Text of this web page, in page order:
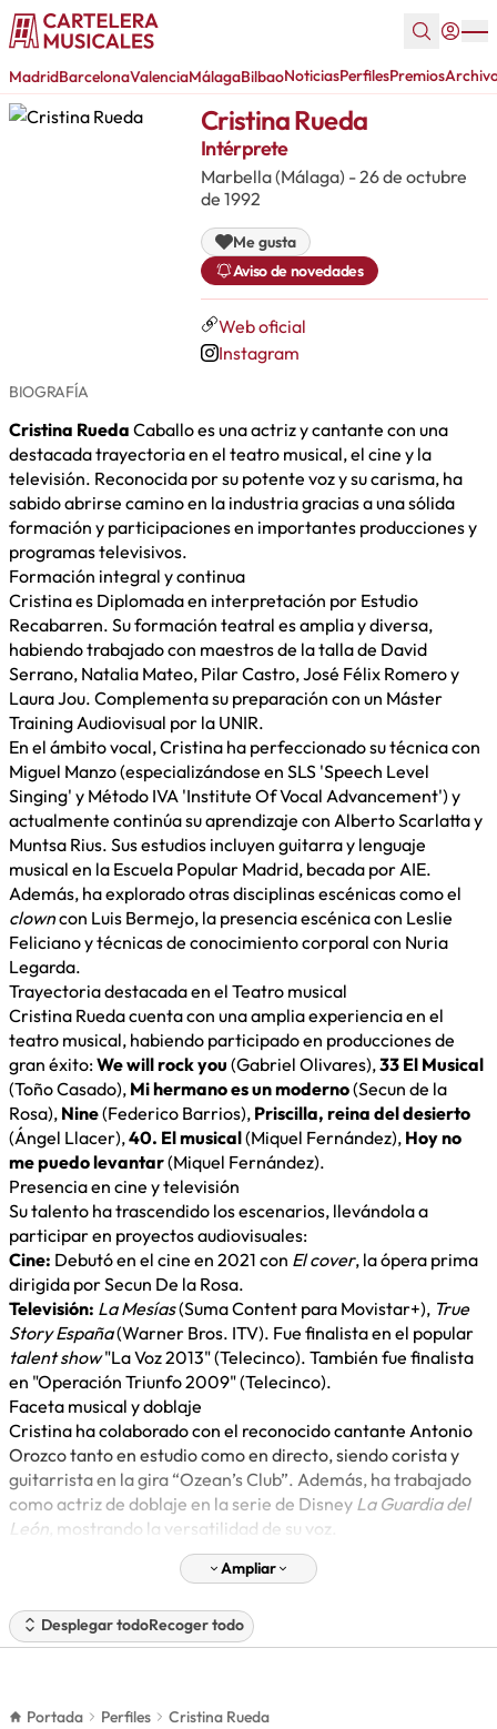
MadridBarcelonaValenciaMálagaBilbaoNoticiasPerfilesPremios
Cristina Rueda
Intérprete
Marbella (Málaga) - 26 de octubre
de 1992
Me gusta
Aviso de novedades
Web oficial
Instagram
BIOGRAFÍA
Cristina Rueda Caballo es una actriz y cantante con una
destacada trayectoria en el teatro musical, el cine y la
televisión. Reconocida por su potente voz y su carisma, ha
sabido abrirse camino en la industria gracias a una sólida
formación y participaciones en importantes producciones y
programas televisivos.
Formación integral y continua
Cristina es Diplomada en interpretación por Estudio
Recabarren. Su formación teatral es amplia y diversa,
habiendo trabajado con maestros de la talla de David
Serrano, Natalia Mateo, Pilar Castro, José Félix Romero y
Laura Jou. Complementa su preparación con un Máster
Training Audiovisual por la UNIR.
En el ámbito vocal, Cristina ha perfeccionado su técnica con
Miguel Manzo (especializándose en SLS 'Speech Level
Singing' y Método IVA 'Institute Of Vocal Advancement') y
actualmente continúa su aprendizaje con Alberto Scarlatta y
Muntsa Rius. Sus estudios incluyen guitarra y lenguaje
musical en la Escuela Popular Madrid, becada por AIE.
Además, ha explorado otras disciplinas escénicas como el
clowncon Luis Bermejo, la presencia escénica con Leslie
Feliciano y técnicas de conocimiento corporal con Nuria
Legarda.
Trayectoria destacada en el Teatro musical
Cristina Rueda cuenta con una amplia experiencia en el
teatro musical, habiendo participado en producciones de
gran éxito:We will rock you (Gabriel Olivares),33 El Musical
(Toño Casado), Mi hermano es un moderno(Secun de la
Rosa), Nine(Federico Barrios), Priscilla, reina del desierto
(Ángel Llacer),40. El musical(Miquel Fernández), Hoy no
me puedo levantar(Miquel Fernández).
Presencia en cine y televisión
Su talento ha trascendido los escenarios, llevándola a
participar en proyectos audiovisuales:
Cine: Debutó en el cine en 2021 con El cover, la ópera prima
dirigida por Secun De la Rosa.
Televisión: La Mesías(Suma Content para Movistar+), True
Story España(Warner Bros. ITV). Fue finalista en el popular
talent show"La Voz 2013" (Telecinco). También fue finalista
en "Operación Triunfo 2009" (Telecinco).
Faceta musical y doblaje
Cristina ha colaborado con el reconocido cantante Antonio
Orozco tanto en estudio como en directo, siendo corista y
guitarrista en la gira “Ozean’s Club”. Además, ha trabajado
como actriz de doblaje en la serie de Disney La Guardia del
León , mostrando la versatilidad de su voz.
Ampliar
Desplegar todoRecoger todo
Portada Perfiles Cristina Rueda